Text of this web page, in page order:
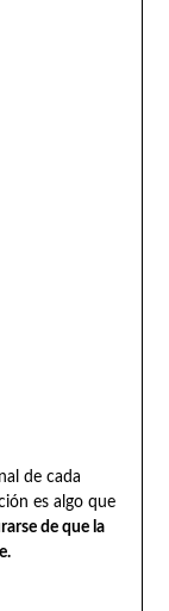
de cada
es algo que
de que la